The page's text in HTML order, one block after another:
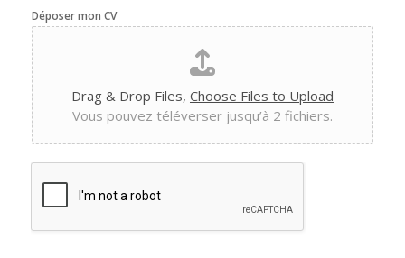
Déposer mon CV
Drag & Drop Files, Choose Files to Upload
Vous pouvez téléverser jusqu’à 2 fichiers.